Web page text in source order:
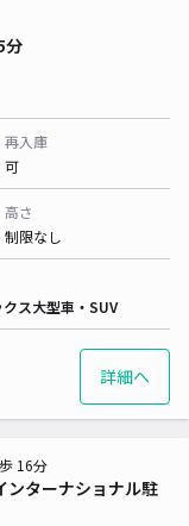
分
再入庫
可
高さ
制限なし
ス大型車・SUV
詳細へ
ンターナショナル駐
16分